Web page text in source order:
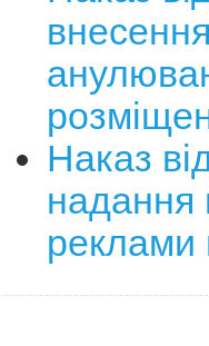
Наказ
надання
реклами